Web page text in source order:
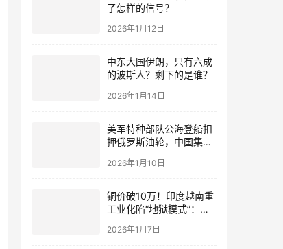
了怎样的信号？
2026年1月12日
中东大国伊朗，只有六成
的波斯人？剩下的是谁？
2026年1月14日
美军特种部队公海登船扣
押俄罗斯油轮，中国集装
2026年1月10日
铜价破10万！印度越南重
工业化陷“地狱模式”：中
再也复刻不了
2026年1月7日